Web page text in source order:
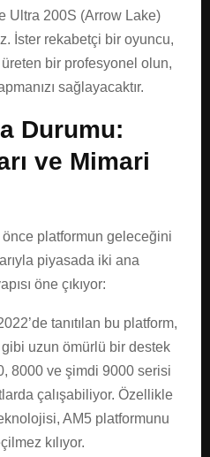
Ultra 200S (Arrow Lake)
İster rekabetçi bir oyuncu,
bir profesyonel olun,
sağlayacaktır.
Durumu:
ve Mimari
platformun geleceğini
piyasada iki ana
öne çıkıyor:
tanıtılan bu platform,
uzun ömürlü bir destek
8000 ve şimdi 9000 serisi
çalışabiliyor. Özellikle
AM5 platformunu
kılıyor.